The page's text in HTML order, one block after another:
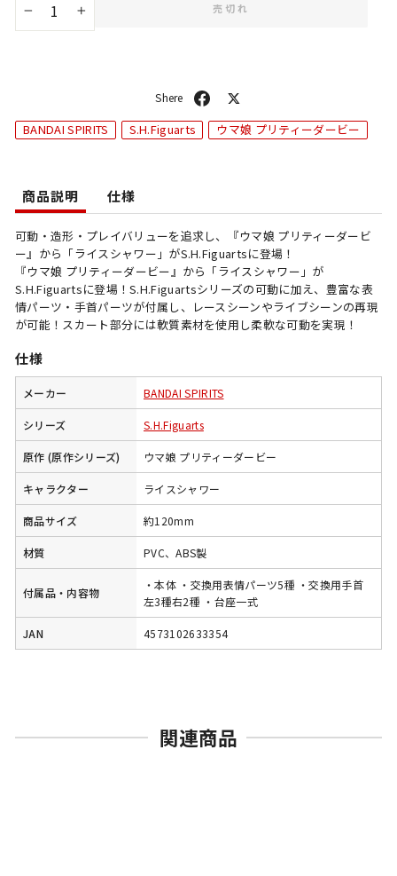
+
売切れ
シ
ア
ト
BANDAI SPIRITS S.H.Figuarts ウマ娘 プリティーダービー
商品説明 仕様
可動・造形・プレイバリューを追求し、『ウマ娘 プリティーダービ
ー』から「ライスシャワー」がS.H.Figuartsに登場！
『ウマ娘 プリティーダービー』から「ライスシャワー」が
S.H.Figuartsに登場！S.H.Figuartsシリーズの可動に加え、豊富な表
情パーツ・手首パーツが付属し、レースシーンやライブシーンの再現
が可能！スカート部分には軟質素材を使用し柔軟な可動を実現！
仕様
メーカー BANDAI SPIRITS
シリーズ S.H.Figuarts
原作 (原作シリーズ) ウマ娘 プリティーダービー
キャラクター ライスシャワー
商品サイズ 約120mm
材質 PVC、ABS製
付属品・内容物
・本体 ・交換用表情パーツ5種 ・交換用手首
左3種右2種 ・台座一式
JAN 4573102633354
関連商品